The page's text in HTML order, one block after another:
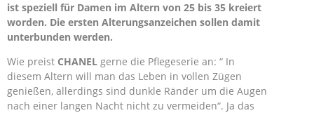
ist speziell für Damen im Altern von 25 bis 35 kreiert
worden. Die ersten Alterungsanzeichen sollen damit
unterbunden werden.
Wie preist CHANEL gerne die Pflegeserie an: “ In
diesem Altern will man das Leben in vollen Zügen
genießen, allerdings sind dunkle Ränder um die Augen
nach einer langen Nacht nicht zu vermeiden“. Ja das